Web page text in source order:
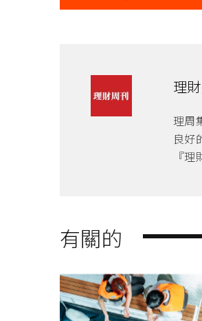
理
理周
良好
『
有關的